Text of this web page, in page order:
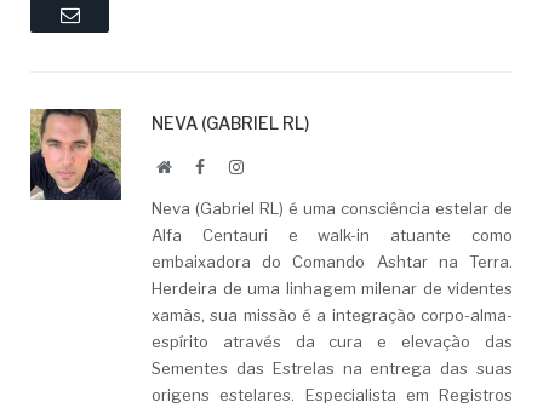
Email
NEVA (GABRIEL RL)
WebsiteFacebookLinkedIn
Neva (Gabriel RL) é uma consciência estelar de
Alfa Centauri e walk-in atuante como
embaixadora do Comando Ashtar na Terra.
Herdeira de uma linhagem milenar de videntes
xamãs, sua missão é a integração corpo-alma-
espírito através da cura e elevação das
Sementes das Estrelas na entrega das suas
origens estelares. Especialista em Registros